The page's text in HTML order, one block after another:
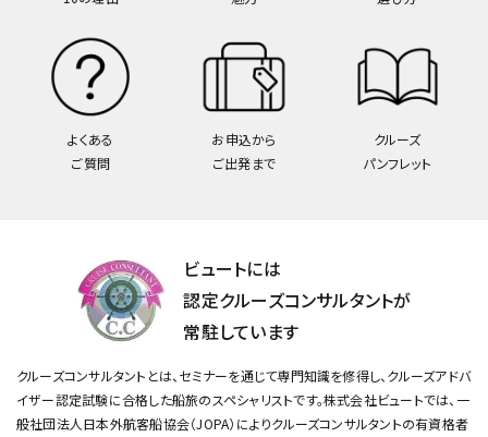
よくある
ご質問
お申込から
ご出発まで
クルーズ
パンフレット
ビュートには
認定クルーズコンサルタントが
常駐しています
クルーズコンサルタントとは、セミナーを通じて専門知識を修得し、クルーズアドバ
イザー認定試験に合格した船旅のスペシャリストです。株式会社ビュートでは、一
般社団法人日本外航客船協会（JOPA）によりクルーズコンサルタントの有資格者